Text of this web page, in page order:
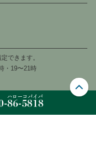
できます。
・19〜21時